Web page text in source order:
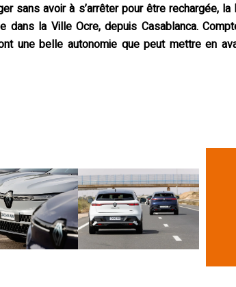
sans avoir à s’arrêter pour être rechargée,
la Ville Ocre, depuis Casablanca.
une belle autonomie que peut mettre en